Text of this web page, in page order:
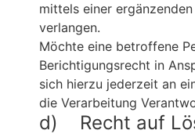
mittels einer
verlangen.
Möchte eine betroffene
Berichtigungsrecht in
sich hierzu jederzeit an
die Verarbeitung
d) Recht auf